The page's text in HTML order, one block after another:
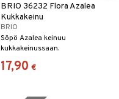
BRIO 36232 Flora Azalea
Kukkakeinu
BRIO
Söpö Azalea keinuu
kukkakeinussaan.
17,90 €